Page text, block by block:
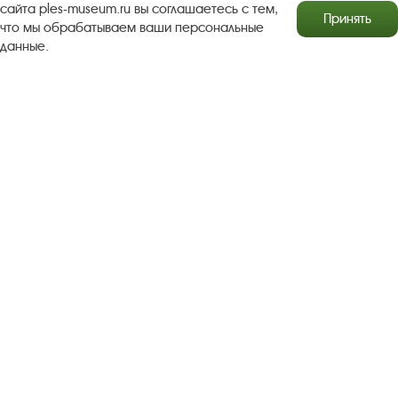
Антикоррупционная деятельность
сайта ples-museum.ru вы соглашаетесь с тем,
что мы обрабатываем ваши персональные
данные.
Принять